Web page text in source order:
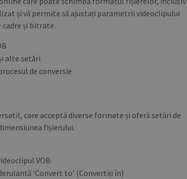
și vă permite să ajustați parametrii videoclipului
cadre și bitrate.
alte setări
de conversie
care acceptă diverse formate și oferă setări de
fișierului.
VOB
‘Convert to’ (Convertiți în)